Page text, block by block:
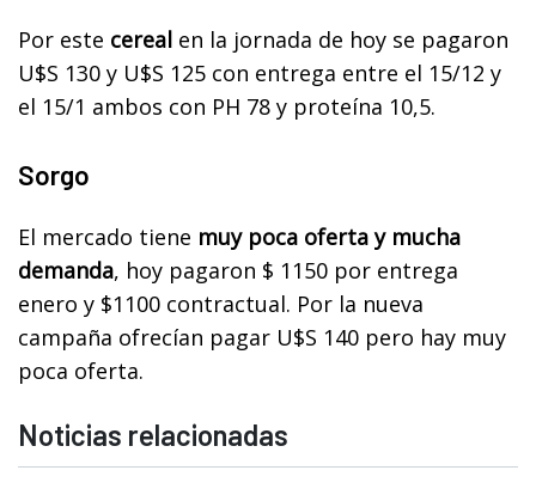
Por este cereal en la jornada de hoy se pagaron
U$S 130 y U$S 125 con entrega entre el 15/12 y
el 15/1 ambos con PH 78 y proteína 10,5.
Sorgo
El mercado tiene muy poca oferta y mucha
demanda, hoy pagaron $ 1150 por entrega
enero y $1100 contractual. Por la nueva
campaña ofrecían pagar U$S 140 pero hay muy
poca oferta.
Noticias relacionadas